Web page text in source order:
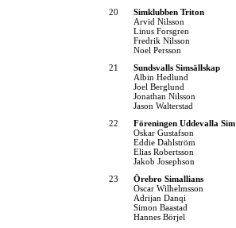
20
Simklubben Triton
Arvid Nilsson
Linus Forsgren
Fredrik Nilsson
Noel Persson
21
Sundsvalls Simsällskap
Albin Hedlund
Joel Berglund
Jonathan Nilsson
Jason Walterstad
22
Föreningen Uddevalla Sim
Oskar Gustafson
Eddie Dahlström
Elias Robertsson
Jakob Josephson
23
Örebro Simallians
Oscar Wilhelmsson
Adrijan Danqi
Simon Baastad
Hannes Börjel